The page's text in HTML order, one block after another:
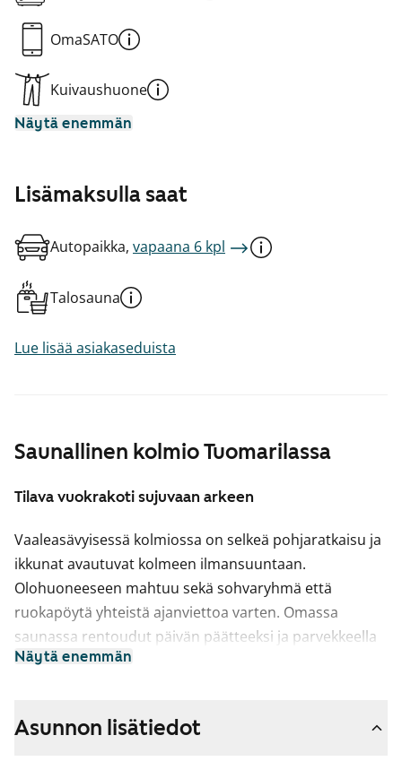
Saunallinen kolmio Tuomarilassa
Tilava vuokrakoti sujuvaan arkeen
Vaaleasävyisessä kolmiossa on selkeä pohjaratkaisu ja
ikkunat avautuvat kolmeen ilmansuuntaan.
Olohuoneeseen mahtuu sekä sohvaryhmä että
ruokapöytä yhteistä ajanviettoa varten. Omassa
saunassa rentoudut päivän päätteeksi ja parvekkeella
voit nauttia raikkaasta ulkoilmasta vaikka aamukahvin
Keittiö on hieman erillään olohuoneesta, joten arjen
Näytä enemmän
OmaSATO
Kuivaushuone
Näytä enemmän
Lisämaksulla saat
Autopaikka, vapaana 6 kpl
Talosauna
Lue lisää asiakaseduista
Asunnon lisätiedot